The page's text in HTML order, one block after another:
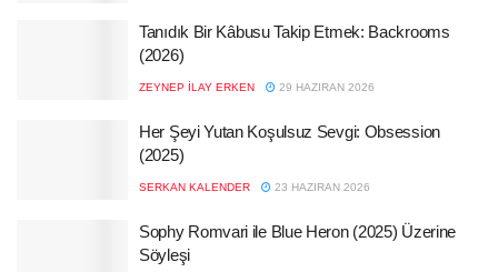
Tanıdık Bir Kâbusu Takip Etmek: Backrooms
(2026)
ZEYNEP İLAY ERKEN 29 HAZIRAN 2026
Her Şeyi Yutan Koşulsuz Sevgi: Obsession
(2025)
SERKAN KALENDER 23 HAZIRAN 2026
Sophy Romvari ile Blue Heron (2025) Üzerine
Söyleşi